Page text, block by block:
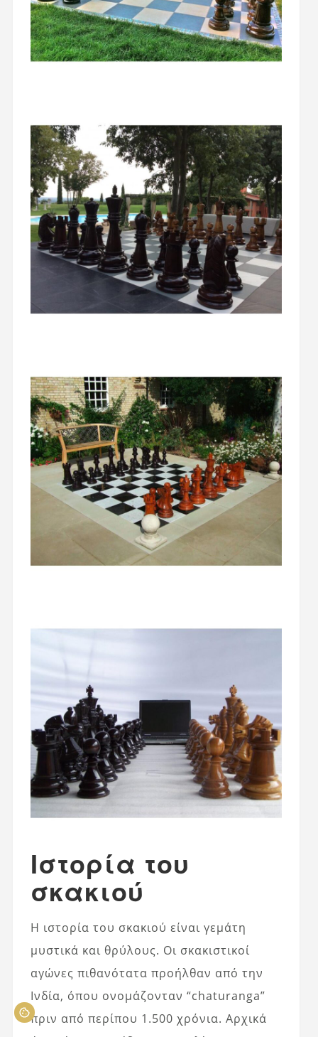
Ιστορία του
σκακιού
Η ιστορία του σκακιού είναι γεμάτη
μυστικά και θρύλους. Οι σκακιστικοί
αγώνες πιθανότατα προήλθαν από την
Ινδία, όπου ονομάζονταν “chaturanga”
πριν από περίπου 1.500 χρόνια. Αρχικά